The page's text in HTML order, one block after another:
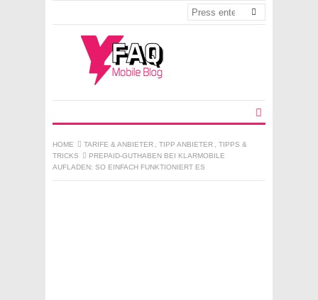
HOME TARIFE & ANBIETER TIPP ANBIETER
TIPPS &
TRICKS
PREPAID-GUTHABEN BEI KLARMOBILE
AUFLADEN: SO EINFACH FUNKTIONIERT ES